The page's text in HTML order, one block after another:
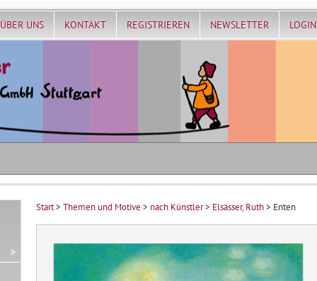
ÜBER UNS KONTAKT REGISTRIEREN NEWSLETTER LOGIN
Start> Themen und Motive > nach Künstler> Elsässer, Ruth> Enten